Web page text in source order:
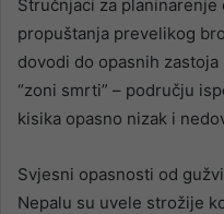
Stručnjaci za
propuštanja prevelikog
dovodi do opasnih
“zoni smrti” – području
kisika opasno nizak i
Svjesni opasnosti od
Nepalu su uvele strožije